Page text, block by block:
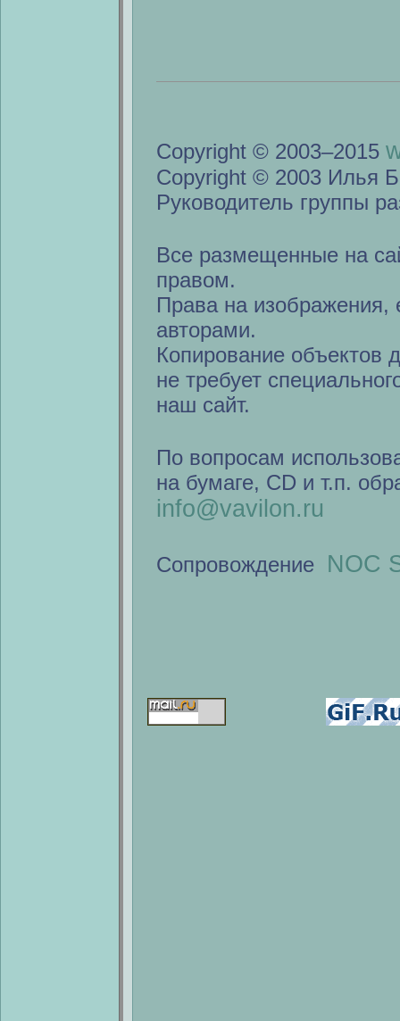
Copyright © 2003–2015
Copyright © 2003 Илья
Руководитель группы
Все размещенные на
правом.
Права на изображения,
авторами.
Копирование объектов
не требует
наш сайт.
По вопросам
на бумаге, CD и т.п.
info@vavilon.ru
Сопровождение NOC